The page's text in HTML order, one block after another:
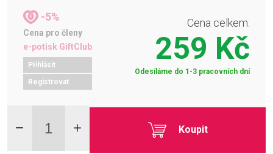
-5%
Cena pro členy
e-potisk GiftClub
Přihlásit
Registrovat
Cena celkem:
259 Kč
Odesíláme do 1-3 pracovních dní
Koupit